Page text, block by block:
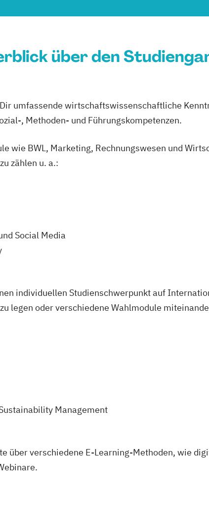
über den
umfassende wirtschaftswissenschaftliche
, Methoden- und Führungskompetenzen.
wie BWL, Marketing, Rechnungswesen und
zählen u. a.:
Social Media
individuellen Studienschwerpunkt auf
legen oder verschiedene Wahlmodule
Management
über verschiedene E-Learning-Methoden, wie